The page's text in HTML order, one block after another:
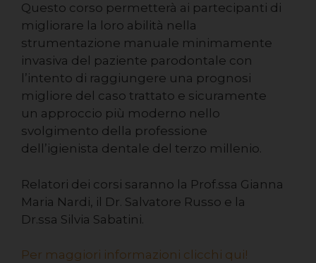
Questo corso permetterà ai partecipanti di
migliorare la loro abilità nella
strumentazione manuale minimamente
invasiva del paziente parodontale con
l’intento di raggiungere una prognosi
migliore del caso trattato e sicuramente
un approccio più moderno nello
svolgimento della professione
dell’igienista dentale del terzo millenio.
Relatori dei corsi saranno la Prof.ssa Gianna
Maria Nardi, il Dr. Salvatore Russo e la
Dr.ssa Silvia Sabatini.
Per maggiori informazioni clicchi qui!